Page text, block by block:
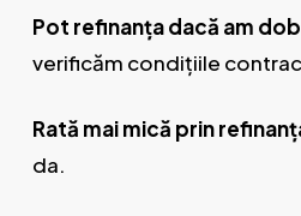
Pot refinanța dacă am
verificăm condițiile
Rată mai mică prin
da.